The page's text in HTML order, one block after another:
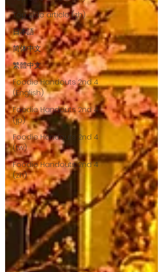
Top side article (zh)
日本語
简体中文
繁體中文
Foodie Handouts 2nd 4
(English)
Foodie Handouts 2nd 4
(jp)
Foodie Handouts 2nd 4
(tw)
Foodie Handouts 2nd 4
(zh)